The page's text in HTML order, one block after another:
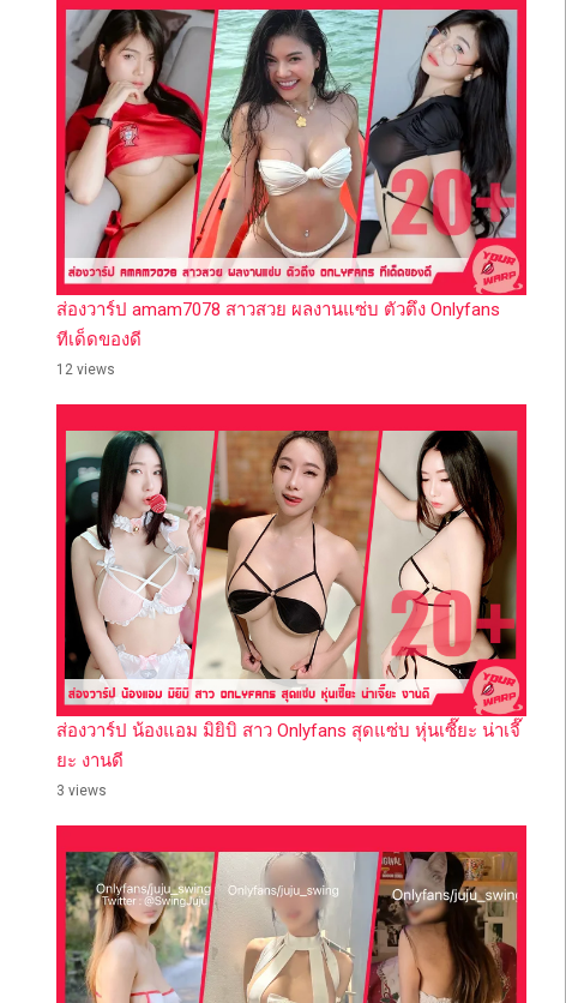
ส่องวาร์ป amam7078 สาวสวย ผลงานแซ่บ ตัวตึง Onlyfans
ทีเด็ดของดี
12 views
ส่องวาร์ป น้องแอม มิยิบิ สาว Onlyfans สุดแซ่บ หุ่นเซี๊ยะ น่าเจี๊
ยะ งานดี
3 views